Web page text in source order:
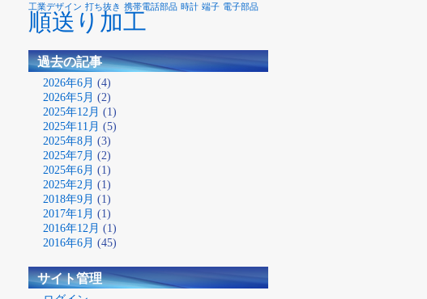
工業デザイン 打ち抜き 携帯電話部品 時計 端子 電子部品
順送り加工
過去の記事
2026年6月 (4)
2026年5月 (2)
2025年12月 (1)
2025年11月 (5)
2025年8月 (3)
2025年7月 (2)
2025年6月 (1)
2025年2月 (1)
2018年9月 (1)
2017年1月 (1)
2016年12月 (1)
2016年6月 (45)
サイト管理